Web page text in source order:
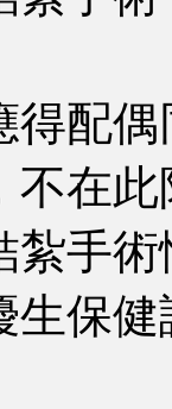
得配
不在此
紮手
生保